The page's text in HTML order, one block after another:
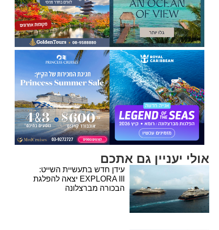
אולי יעניין גם אתכם
עידן חדש בתעשיית השייט:
EXPLORA III יצאה להפלגת
הבכורה מברצלונה